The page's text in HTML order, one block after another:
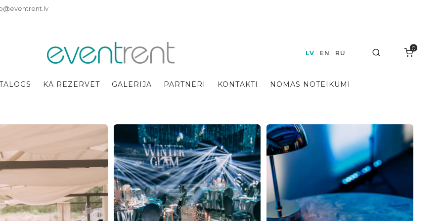
KĀ REZERVĒT GALERIJA PARTNERI KONTAKTI NOMAS NOTEIKUMI
LV EN RU
0